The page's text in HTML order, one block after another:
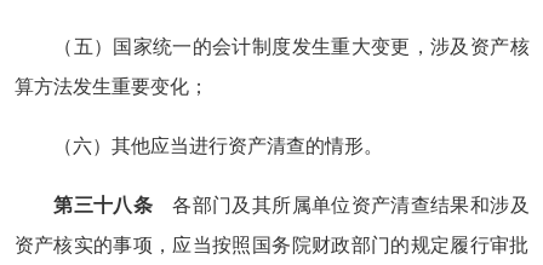
（五）国家统一的会计制度发生重大变更，涉及资产核
算方法发生重要变化；
（六）其他应当进行资产清查的情形。
第三十八条 各部门及其所属单位资产清查结果和涉及
资产核实的事项，应当按照国务院财政部门的规定履行审批